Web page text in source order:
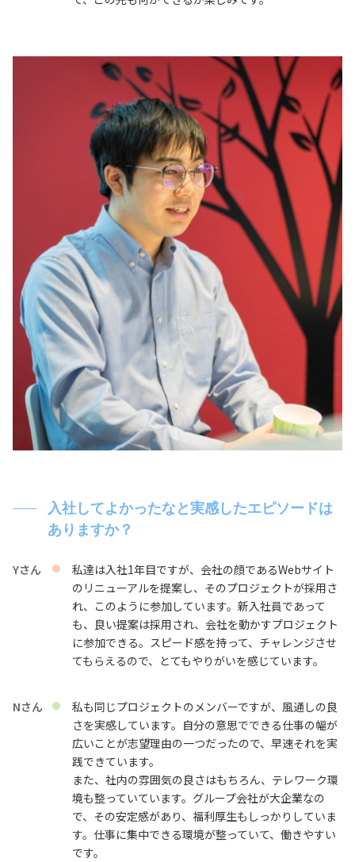
入社してよかったなと実感したエピソードは
ありますか？
Yさん
私達は入社1年目ですが、会社の顔であるWebサイト
のリニューアルを提案し、そのプロジェクトが採用さ
れ、このように参加しています。新入社員であって
も、良い提案は採用され、会社を動かすプロジェクト
に参加できる。スピード感を持って、チャレンジさせ
てもらえるので、とてもやりがいを感じています。
Nさん
私も同じプロジェクトのメンバーですが、風通しの良
さを実感しています。自分の意思でできる仕事の幅が
広いことが志望理由の一つだったので、早速それを実
践できています。
また、社内の雰囲気の良さはもちろん、テレワーク環
境も整っていています。グループ会社が大企業なの
で、その安定感があり、福利厚生もしっかりしていま
す。仕事に集中できる環境が整っていて、働きやすい
です。